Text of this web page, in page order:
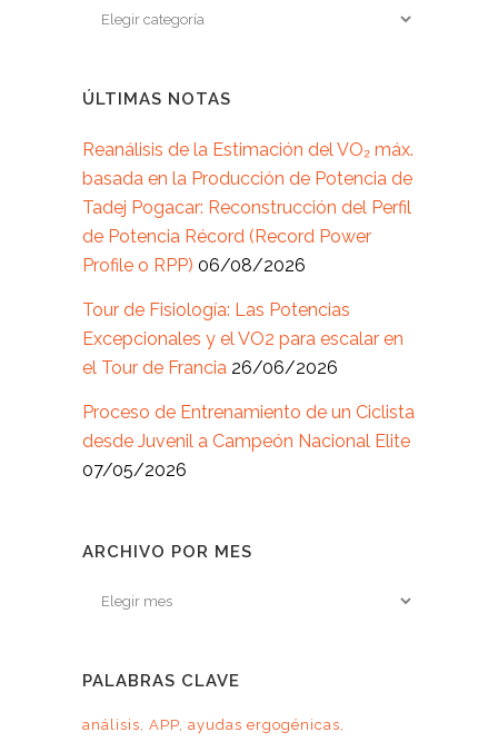
ÚLTIMAS NOTAS
Reanálisis de la Estimación del VO₂ máx.
basada en la Producción de Potencia de
Tadej Pogacar: Reconstrucción del Perfil
de Potencia Récord (Record Power
Profile o RPP) 06/08/2026
Tour de Fisiología: Las Potencias
Excepcionales y el VO2 para escalar en
el Tour de Francia 26/06/2026
Proceso de Entrenamiento de un Ciclista
desde Juvenil a Campeón Nacional Elite
07/05/2026
ARCHIVO POR MES
Archivo
PALABRAS CLAVE
análisis APP ayudas ergogénicas